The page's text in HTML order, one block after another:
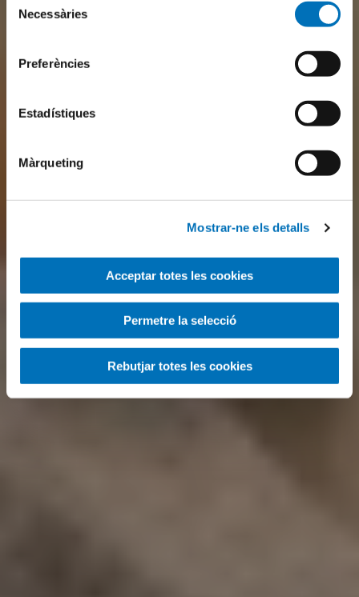
Necessàries
Preferències
Estadístiques
Màrqueting
Mostrar-ne els detalls
Acceptar totes les cookies
Permetre la selecció
Rebutjar totes les cookies